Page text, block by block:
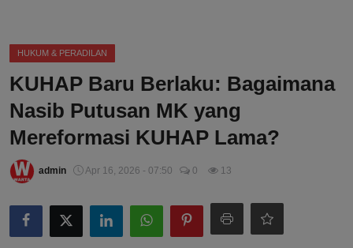
HUKUM & PERADILAN
KUHAP Baru Berlaku: Bagaimana
Nasib Putusan MK yang
Mereformasi KUHAP Lama?
admin Apr 16, 2026 - 07:50 0 13